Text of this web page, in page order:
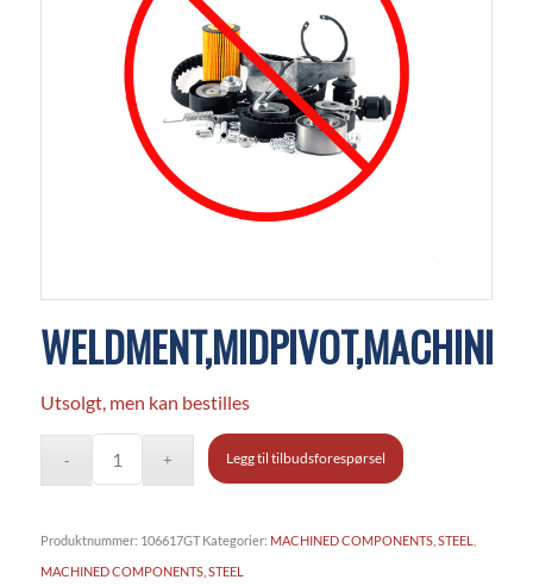
WELDMENT,MIDPIVOT,MACHINED
Utsolgt, men kan bestilles
Legg til tilbudsforespørsel
Produktnummer: 106617GT Kategorier: MACHINED COMPONENTS, STEEL
MACHINED COMPONENTS, STEEL